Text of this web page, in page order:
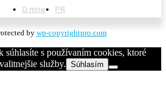
O mne
PR
by wp-copyrightpro.com
súhlasíte s používaním cookies, ktoré
služby. Súhlasím